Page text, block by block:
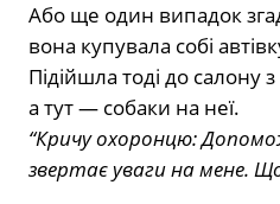
Або ще один випадок
вона купувала собі
Підійшла тоді до салону
а тут — собаки на неї.
“Кричу охоронцю:
звертає уваги на мене.